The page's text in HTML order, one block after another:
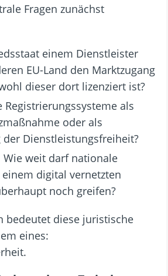
Fragen zunächst
einem Dienstleister
EU-Land den Marktzugang
dieser dort lizenziert ist?
Registrierungssysteme als
oder als
der Dienstleistungsfreiheit?
weit darf nationale
digital vernetzten
noch greifen?
bedeutet diese juristische
eines: